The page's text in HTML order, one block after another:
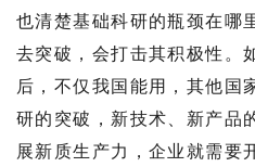
也清楚基础科研的瓶颈在哪
去突破，会打击其积极性。
后，不仅我国能用，其他国
研的突破，新技术、新产品
展新质生产力，企业就需要